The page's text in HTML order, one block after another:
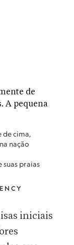
de cima,
nação
praias
iniciais